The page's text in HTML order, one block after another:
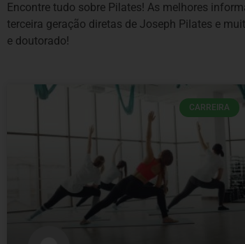
Encontre tudo sobre Pilates! As melhores
terceira geração diretas de Joseph Pilates e
e doutorado!
CARREIRA